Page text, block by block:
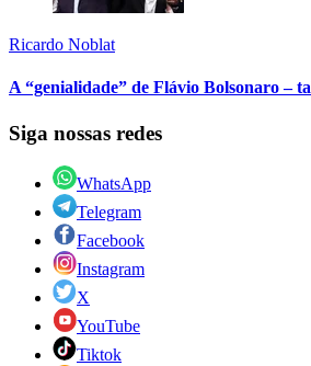
Ricardo Noblat
A “genialidade” de Flávio Bolsonaro –
Siga nossas redes
WhatsApp
Telegram
Facebook
Instagram
X
YouTube
Tiktok